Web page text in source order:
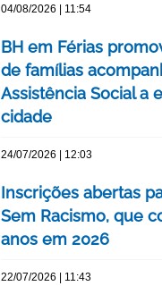
04/08/2026 | 11:54
BH em Férias
de famílias
Assistência Social a
cidade
24/07/2026 | 12:03
Inscrições abertas
Sem Racismo, que
anos em 2026
22/07/2026 | 11:43